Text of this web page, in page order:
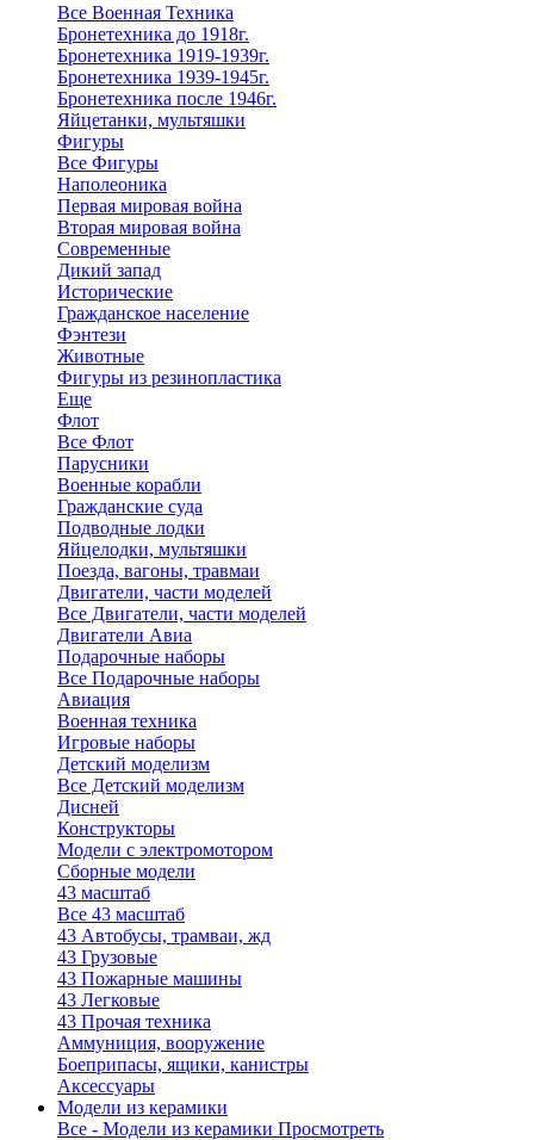
Все Военная Техника
Бронетехника до 1918г.
Бронетехника 1919-1939г.
Бронетехника 1939-1945г.
Бронетехника после 1946г.
Яйцетанки, мультяшки
Фигуры
Все Фигуры
Наполеоника
Первая мировая война
Вторая мировая война
Современные
Дикий запад
Исторические
Гражданское население
Фэнтези
Животные
Фигуры из резинопластика
Еще
Флот
Все Флот
Парусники
Военные корабли
Гражданские суда
Подводные лодки
Яйцелодки, мультяшки
Поезда, вагоны, травмаи
Двигатели, части моделей
Все Двигатели, части моделей
Двигатели Авиа
Подарочные наборы
Все Подарочные наборы
Авиация
Военная техника
Игровые наборы
Детский моделизм
Все Детский моделизм
Дисней
Конструкторы
Модели с электромотором
Сборные модели
43 масштаб
Все 43 масштаб
43 Автобусы, трамваи, жд
43 Грузовые
43 Пожарные машины
43 Легковые
43 Прочая техника
Аммуниция, вооружение
Боеприпасы, ящики, канистры
Аксессуары
Модели из керамики
Все - Модели из керамики Просмотреть